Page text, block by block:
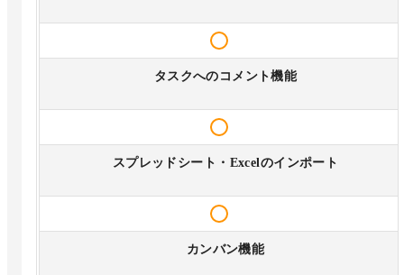
タスクへのコメント機能
スプレッドシート・Excelのインポート
カンバン機能